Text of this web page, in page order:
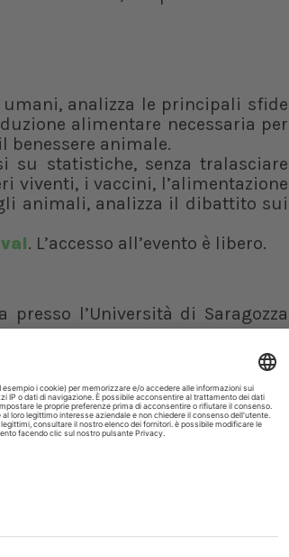
analizza le principali sfide
alimentare necessaria per
benessere animale.
su statistiche, senza tralasciare
viventi, i vaccini, l’alimentazione
animali, analizza il dibattito sui
. L’accesso all’evento è libero.
l’Università di Saragozza
e successivamente è
parte della sua esperienza
incarichi in diversi Paesi tra
sul ruolo cruciale – e spesso
informativi spaziano sui temi
dei prodotti di origine animale
scientifica, e tenuto conferenze
è sposato e ha quattro figli.